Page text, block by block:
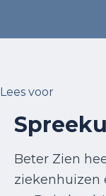
Lees voor
Beter Zien
ziekenhuizen